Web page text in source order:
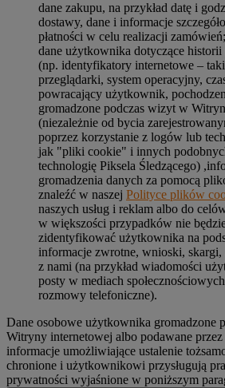
dane zakupu, na przykład datę i
dostawy, dane i informacje
płatności w celu realizacji zamówień;
dane użytkownika dotyczące historii
(np. identyfikatory internetowe –
przeglądarki, system operacyjny,
powracający użytkownik,
gromadzone podczas wizyt w
(niezależnie od bycia
poprzez korzystanie z logów lub
jak "pliki cookie" i innych
technologię Piksela Śledzącego)
gromadzenia danych za pomocą
znaleźć w naszej Polityce plików
naszych usług i reklam albo do
w większości przypadków nie
zidentyfikować użytkownika na
informacje zwrotne, wnioski, skargi,
z nami (na przykład wiadomości
posty w mediach
rozmowy telefoniczne).
Dane osobowe użytkownika gromadzone
Witryny internetowej albo podawane
informacje umożliwiające ustalenie
chronione i użytkownikowi przysługują
prywatności wyjaśnione w poniższym